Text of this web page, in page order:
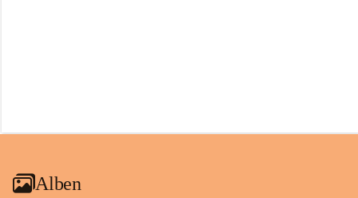
Alben